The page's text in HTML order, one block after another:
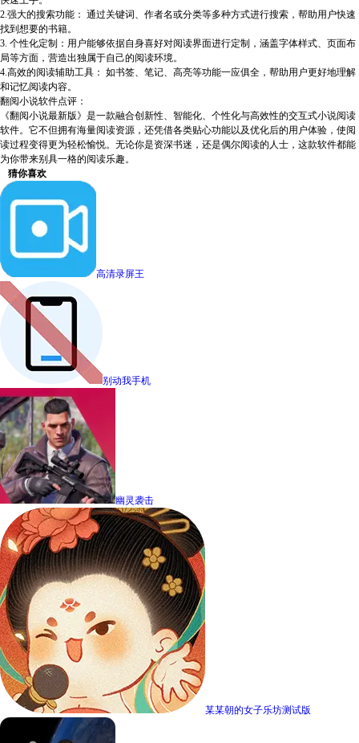
2.强大的搜索功能： 通过关键词、作者名或分类等多种方式进行搜索，帮助用户快速
找到想要的书籍。
3. 个性化定制：用户能够依据自身喜好对阅读界面进行定制，涵盖字体样式、页面布
局等方面，营造出独属于自己的阅读环境。
4.高效的阅读辅助工具： 如书签、笔记、高亮等功能一应俱全，帮助用户更好地理解
和记忆阅读内容。
翻阅小说软件点评：
《翻阅小说最新版》是一款融合创新性、智能化、个性化与高效性的交互式小说阅读
软件。它不但拥有海量阅读资源，还凭借各类贴心功能以及优化后的用户体验，使阅
读过程变得更为轻松愉悦。无论你是资深书迷，还是偶尔阅读的人士，这款软件都能
为你带来别具一格的阅读乐趣。
猜你喜欢
高清录屏王
别动我手机
幽灵袭击
某某朝的女子乐坊测试版